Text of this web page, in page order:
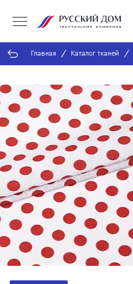
Главная Каталог тканей